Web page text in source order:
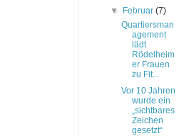
▼
Februar(7)
Quartiersman
agement
lädt
Rödelheim
er Frauen
zu Fit...
Vor 10 Jahren
wurde ein
„sichtbares
Zeichen
gesetzt“